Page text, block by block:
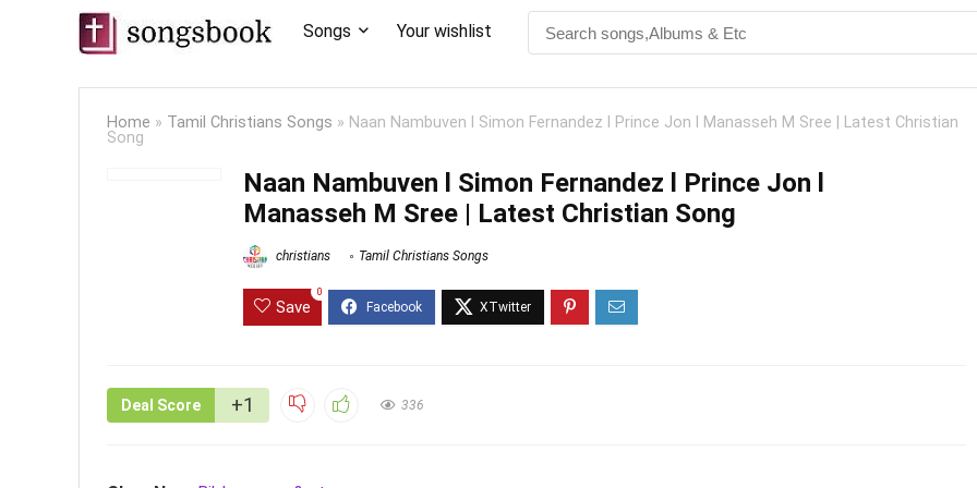
Songs Your wishlist
Home » Tamil Christians Songs » Naan Nambuven l Simon Fernandez l Prince Jon l Manasseh M Sree | Latest Christian
Song
Naan Nambuven l Simon Fernandez l Prince Jon l
Manasseh M Sree | Latest Christian Song
christians Tamil Christians Songs
Save
0
Deal Score +1 336